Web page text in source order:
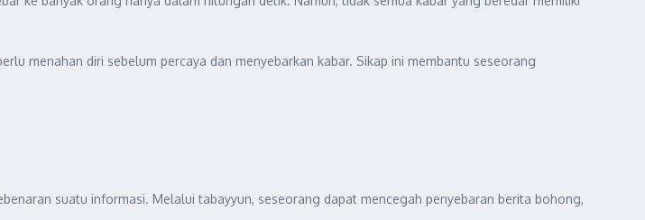
menahan diri sebelum percaya dan menyebarkan kabar. Sikap ini membantu seseorang
suatu informasi. Melalui tabayyun, seseorang dapat mencegah penyebaran berita bohong,